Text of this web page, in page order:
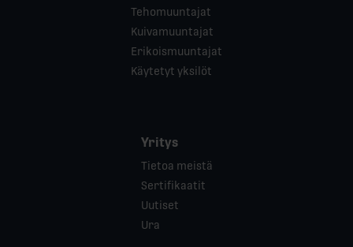
Tehomuuntajat
Kuivamuuntajat
Erikoismuuntajat
Käytetyt yksilöt
Yritys
Tietoa meistä
Sertifikaatit
Uutiset
Ura